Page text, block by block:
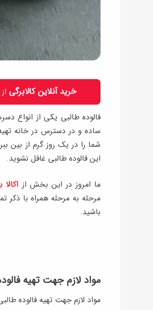
خرید آنلاین کالابرگی
فالوده طالبی یکی از انواع
ساده و در دسترس در خانه
شما را در یک روز گرم از بین
این فالوده طالبی غافل نشوید.
ما امروز در این بخش از
مرحله به مرحله همراه با ذکر
باشید.
مواد لازم جهت تهیه
مواد لازم جهت تهیه فالوده